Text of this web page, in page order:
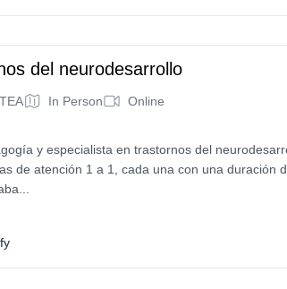
del neurodesarrollo
In Person Online
y especialista en trastornos del
de atención 1 a 1, cada una con una duración